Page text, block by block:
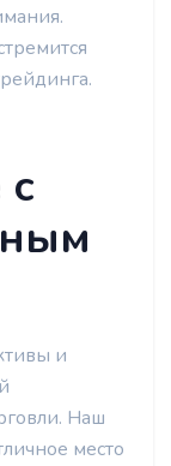
и
Наш
место